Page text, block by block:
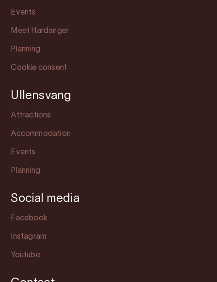
Events
Meet Hardanger
Planning
Cookie consent
Ullensvang
Attractions
Accommodation
Events
Planning
Social media
Facebook
Instagram
Youtube